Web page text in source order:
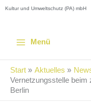
Kultur und Umweltschutz (PA) mbH
Menü
Start Aktuelles
Vernetzungsstelle beim
Berlin